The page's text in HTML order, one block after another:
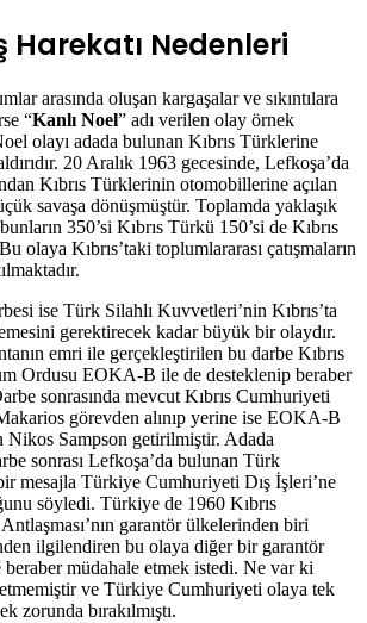
Harekatı Nedenleri
arasında oluşan kargaşalar ve sıkıntılara
“Kanlı Noel” adı verilen olay örnek
olayı adada bulunan Kıbrıs Türklerine
20 Aralık 1963 gecesinde, Lefkoşa’da
Kıbrıs Türklerinin otomobillerine açılan
savaşa dönüşmüştür. Toplamda yaklaşık
350’si Kıbrıs Türkü 150’si de Kıbrıs
olaya Kıbrıs’taki toplumlararası çatışmaların
ise Türk Silahlı Kuvvetleri’nin Kıbrıs’ta
gerektirecek kadar büyük bir olaydır.
emri ile gerçekleştirilen bu darbe Kıbrıs
Ordusu EOKA-B ile de desteklenip beraber
sonrasında mevcut Kıbrıs Cumhuriyeti
görevden alınıp yerine ise EOKA-B
Sampson getirilmiştir. Adada
sonrası Lefkoşa’da bulunan Türk
mesajla Türkiye Cumhuriyeti Dış İşleri’ne
söyledi. Türkiye de 1960 Kıbrıs
garantör ülkelerinden biri
ilgilendiren bu olaya diğer bir garantör
müdahale etmek istedi. Ne var ki
ve Türkiye Cumhuriyeti olaya tek
zorunda bırakılmıştı.